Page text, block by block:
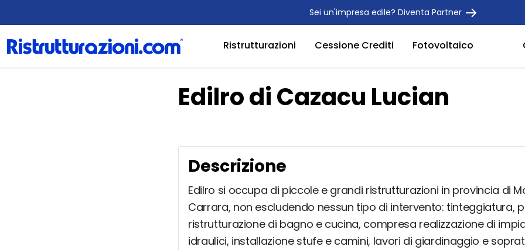
Sei un'impresa edile? Diventa Partner
Ristrutturazioni Cessione Crediti Fotovoltaico
Edilro di Cazacu Lucian
Descrizione
Edilro si occupa di piccole e grandi ristrutturazioni in provincia di
Carrara, non escludendo nessun tipo di intervento: tinteggiatura,
ristrutturazione di bagno e cucina, compresa realizzazione di
idraulici, installazione stufe e camini, lavori di giardinaggio e